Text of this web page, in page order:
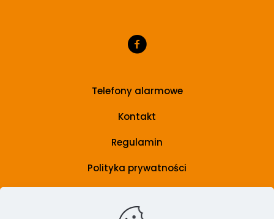
Telefony alarmowe
Kontakt
Regulamin
Polityka prywatności